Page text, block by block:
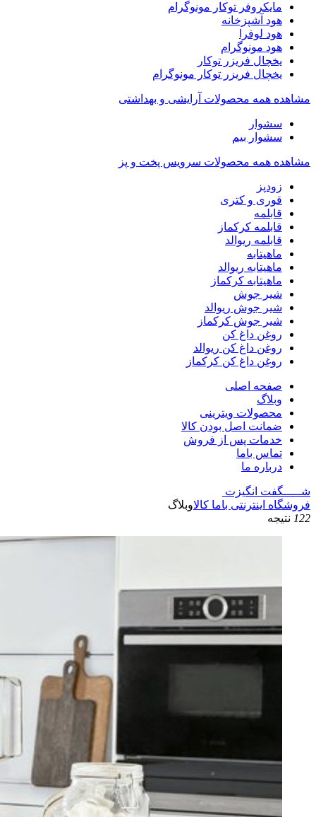
مایکروفر توکار مونوگرام
هود آشپزخانه
هود لوفرا
هود مونوگرام
یخچال فریزر توکار
یخچال فریزر توکار مونوگرام
مشاهده همه محصولات آرایشی و بهداشتی
سشوار
سشوار بیم
مشاهده همه محصولات سرویس پخت و پز
زودپز
قوری و کتری
قابلمه
قابلمه کرکماز
قابلمه ریوالد
ماهیتابه
ماهیتابه ریوالد
ماهیتابه کرکماز
شیر جوش
شیر جوش ریوالد
شیر جوش کرکماز
روغن داغ کن
روغن داغ کن ریوالد
روغن داغ کن کرکماز
صفحه اصلی
وبلاگ
محصولات ویترینی
ضمانت اصل بودن کالا
خدمات پس از فروش
تماس باما
درباره ما
شـــــگفت انگیزت
فروشگاه اینترنتی باما کالاوبلاگ
122 نتیجه